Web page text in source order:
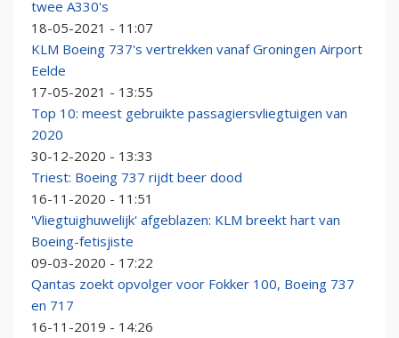
twee A330's
18-05-2021 - 11:07
KLM Boeing 737's vertrekken vanaf Groningen Airport
Eelde
17-05-2021 - 13:55
Top 10: meest gebruikte passagiersvliegtuigen van
2020
30-12-2020 - 13:33
Triest: Boeing 737 rijdt beer dood
16-11-2020 - 11:51
'Vliegtuighuwelijk' afgeblazen: KLM breekt hart van
Boeing-fetisjiste
09-03-2020 - 17:22
Qantas zoekt opvolger voor Fokker 100, Boeing 737
en 717
16-11-2019 - 14:26